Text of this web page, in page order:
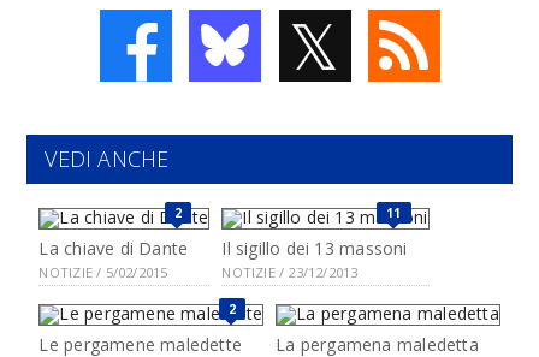
𝕏
VEDI ANCHE
2
La chiave di Dante
NOTIZIE / 5/02/2015
11
Il sigillo dei 13 massoni
NOTIZIE / 23/12/2013
2
Le pergamene maledette La pergamena maledetta